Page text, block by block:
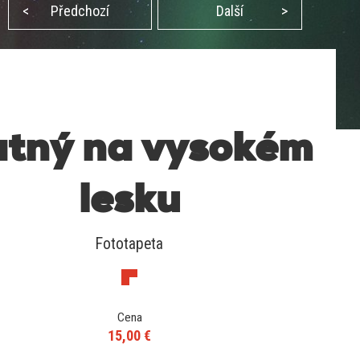
< Předchozí Další >
na vysokém
lesku
Fototapeta
Cena
15,00 €